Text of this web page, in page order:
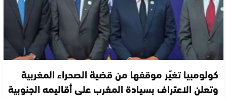
كولومبيا تغيّر موقفها من قضية الصحراء المغربية
وتعلن الاعتراف بسيادة المغرب على أقاليمه الجنوبية